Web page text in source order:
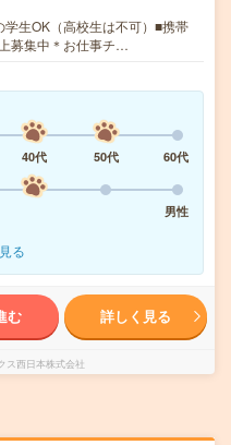
生OK（高校生は不可）■携帯
募集中＊お仕事チ…
40代 50代
60代
男性
る
む 詳しく見る
ス西日本株式会社